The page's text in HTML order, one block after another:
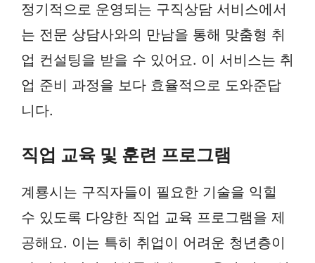
정기적으로 운영되는 구직상담 서비스에서
는 전문 상담사와의 만남을 통해 맞춤형 취
업 컨설팅을 받을 수 있어요. 이 서비스는 취
업 준비 과정을 보다 효율적으로 도와준답
니다.
직업 교육 및 훈련 프로그램
계룡시는 구직자들이 필요한 기술을 익힐
수 있도록 다양한 직업 교육 프로그램을 제
공해요. 이는 특히 취업이 어려운 청년층이